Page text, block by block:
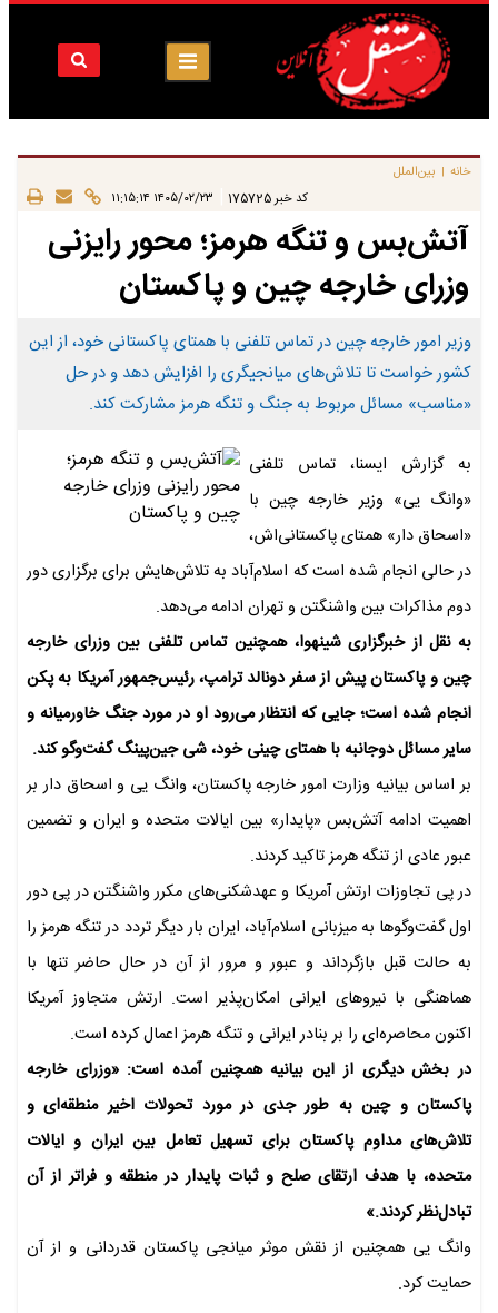
خانه | بین‌الملل
کد خبر 175725 ۱۴۰۵/۰۲/۲۳ ۱۱:۱۵:۱۴
آتش‌بس و تنگه هرمز؛ محور رایزنی
وزرای خارجه چین و پاکستان
وزیر امور خارجه چین در تماس تلفنی با همتای پاکستانی خود، از این
کشور خواست تا تلاش‌های میانجیگری را افزایش دهد و در حل
«مناسب» مسائل مربوط به جنگ و تنگه هرمز مشارکت کند.
به گزارش ایسنا، تماس تلفنی
«وانگ یی» وزیر خارجه چین با
«اسحاق‌ دار» همتای پاکستانی‌اش،
در حالی انجام شده است که اسلام‌آباد به تلاش‌هایش برای برگزاری دور
دوم مذاکرات بین واشنگتن و تهران ادامه می‌دهد.
به نقل از خبرگزاری شینهوا، همچنین تماس تلفنی بین وزرای خارجه
چین و پاکستان پیش از سفر دونالد ترامپ، رئیس‌جمهور آمریکا به پکن
انجام شده است؛ جایی که انتظار می‌رود او در مورد جنگ خاورمیانه و
سایر مسائل دوجانبه با همتای چینی خود، شی جین‌پینگ گفت‌وگو کند.
بر اساس بیانیه وزارت امور خارجه پاکستان، وانگ یی و اسحاق‌ دار بر
اهمیت ادامه آتش‌بس «پایدار» بین ایالات متحده و ایران و تضمین
عبور عادی از تنگه هرمز تاکید کردند.
در پی تجاوزات ارتش‌ آمریکا و عهدشکنی‌های مکرر واشنگتن در پی دور
اول گفت‌وگوها به میزبانی اسلام‌آباد، ایران بار دیگر تردد در تنگه هرمز را
به حالت قبل بازگرداند و عبور و مرور از آن در حال حاضر تنها با
هماهنگی با نیروهای ایرانی امکان‌پذیر است. ارتش متجاوز آمریکا
اکنون محاصره‌ای را بر بنادر ایرانی و تنگه هرمز اعمال کرده است.
در بخش دیگری از این بیانیه همچنین آمده است: «وزرای خارجه
پاکستان و چین به طور جدی در مورد تحولات اخیر منطقه‌ای و
تلاش‌های مداوم پاکستان برای تسهیل تعامل بین ایران و ایالات
متحده، با هدف ارتقای صلح و ثبات پایدار در منطقه و فراتر از آن
تبادل‌نظر کردند.»
وانگ یی همچنین از نقش موثر میانجی پاکستان قدردانی و از آن
حمایت کرد.